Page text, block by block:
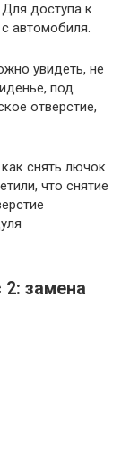
доступа к
автомобиля.
увидеть, не
под
отверстие,
снять лючок
что снятие
замена